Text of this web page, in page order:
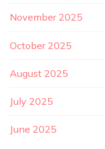
November 2025
October 2025
August 2025
July 2025
June 2025